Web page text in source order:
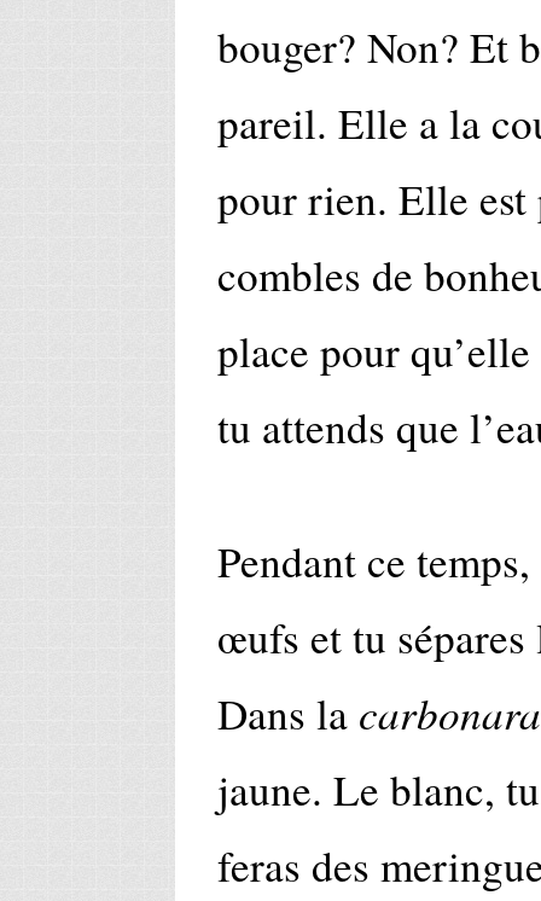
bouger? Non? Et
pareil. Elle a la
pour rien. Elle est
combles de
place pour
tu attends que
Pendant ce
œufs et tu
Dans la carbonara
jaune. Le blanc,
feras des